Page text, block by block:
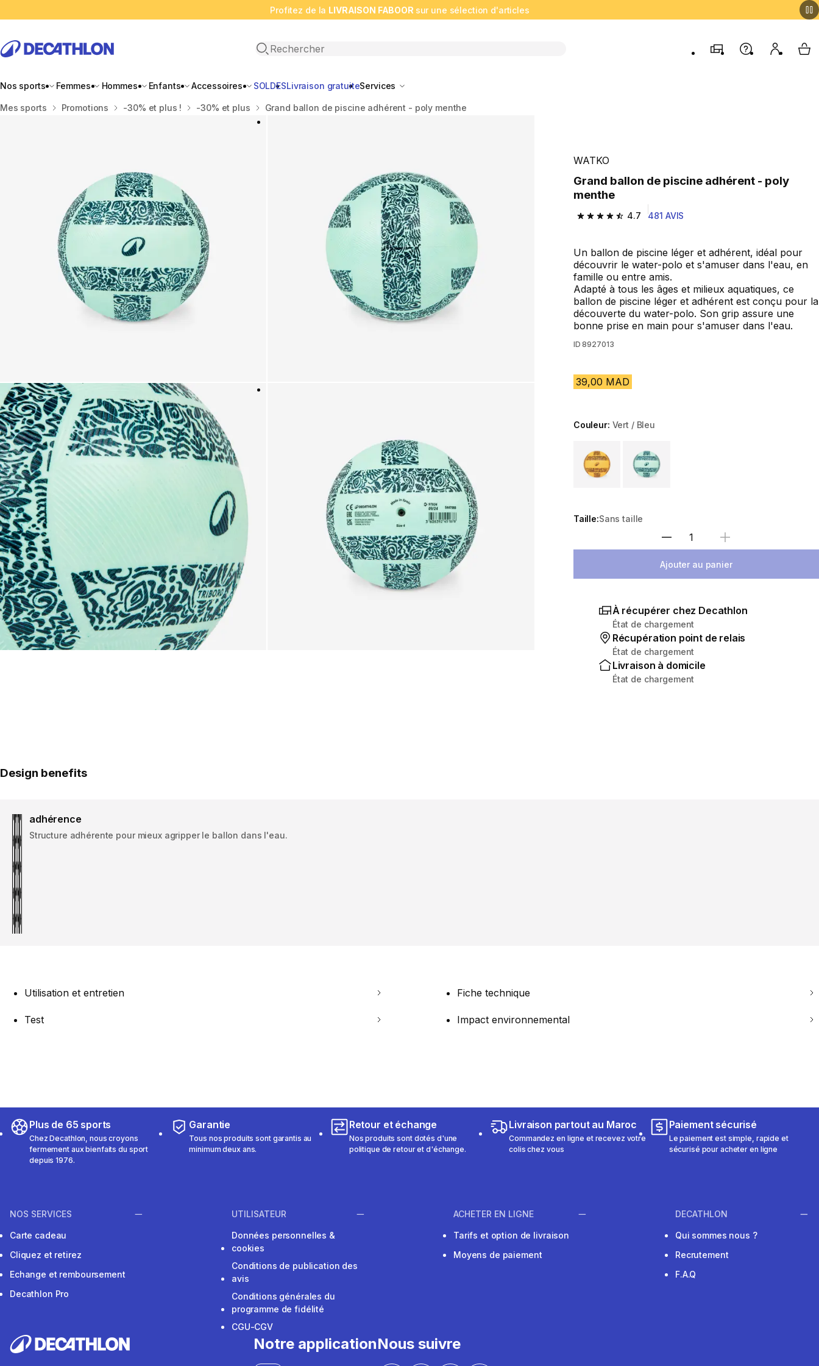
Profitez de la LIVRAISON FABOOR sur une sélection d'articles
Open search
MagasinsAide Mon My
Nos sports Femmes Hommes Enfants Accessoires SOLDESLivraison gratuiteServices
Accueil
Mes sports Promotions -30% et plus ! -30% et plus Grand ballon de piscine adhérent - poly menthe
WATKO
Grand ballon de piscine adhérent - poly
menthe
4.7
4.7 out of 5 stars from 481 reviews
481 AVIS
Un ballon de piscine léger et adhérent, idéal pour
découvrir le water-polo et s'amuser dans l'eau, en
famille ou entre amis.
Adapté à tous les âges et milieux aquatiques, ce
ballon de piscine léger et adhérent est conçu pour la
découverte du water-polo. Son grip assure une
bonne prise en main pour s'amuser dans l'eau.
ID 8927013
39,00 MAD
Couleur: Vert / Bleu
Taille:Sans taille
Sélectionnez la quantité
Ajouter au panier
À récupérer chez Decathlon
État de chargement
Récupération point de relais
État de chargement
Livraison à domicile
État de chargement
Design benefits
adhérence
Structure adhérente pour mieux agripper le ballon dans l'eau.
Utilisation et entretien Fiche technique
Test Impact environnemental
Plus de 65 sports
Chez Decathlon, nous croyons
fermement aux bienfaits du sport
depuis 1976.
Garantie
Tous nos produits sont garantis au
minimum deux ans.
Retour et échange
Nos produits sont dotés d'une
politique de retour et d'échange.
Livraison partout au Maroc
Commandez en ligne et recevez votre
colis chez vous
Paiement sécurisé
Le paiement est simple, rapide et
sécurisé pour acheter en ligne
NOS SERVICES
Carte cadeau
Cliquez et retirez
Echange et remboursement
Decathlon Pro
UTILISATEUR
Données personnelles &
cookies
Conditions de publication des
avis
Conditions générales du
programme de fidélité
CGU-CGV
ACHETER EN LIGNE
Tarifs et option de livraison
Moyens de paiement
DECATHLON
Qui sommes nous ?
Recrutement
F.A.Q
Notre applicationNous suivre